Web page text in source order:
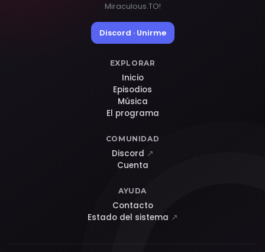
Miraculous.TO!
Discord · Unirme
EXPLORAR
Inicio
Episodios
Música
El programa
COMUNIDAD
Discord ↗
Cuenta
AYUDA
Contacto
Estado del sistema ↗